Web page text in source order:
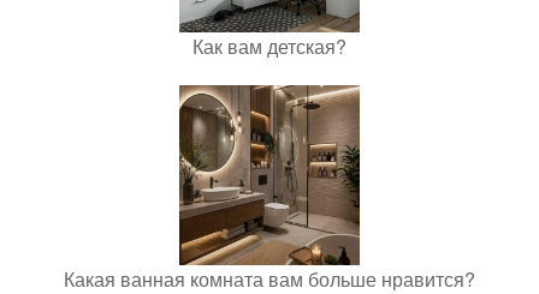
Как вам детская?
Какая ванная комната вам больше нравится?